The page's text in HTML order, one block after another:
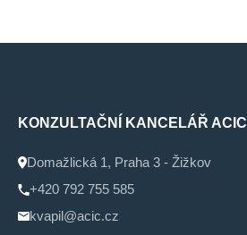
KONZULTAČNÍ KANCELÁŘ ACIC
Domažlická 1, Praha 3 - Žižkov
+420 792 755 585
kvapil@acic.cz